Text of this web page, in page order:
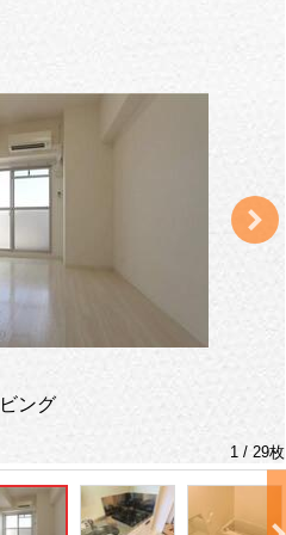
ング
1 / 29枚